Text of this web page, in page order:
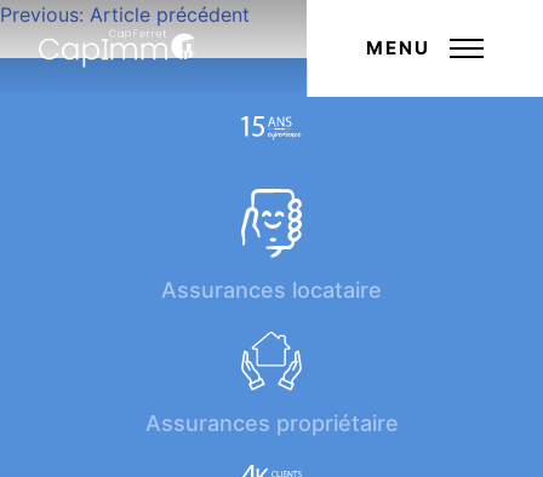
MENU
Navigation
de
Previous: Article précédent
Assurances locataire
Assurances propriétaire